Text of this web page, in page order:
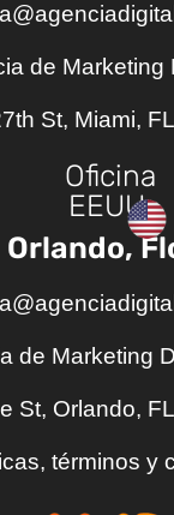
de Marketing
St, Miami,
Oficina
EEUU
Orlando,
de Marketing
St, Orlando,
términos y